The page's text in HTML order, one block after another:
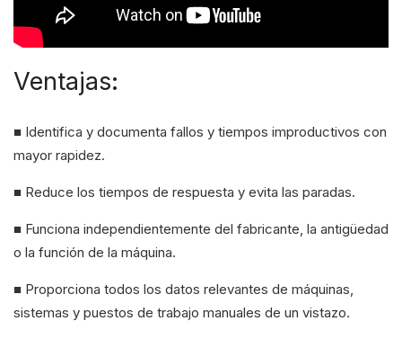
Ventajas:
■ Identifica y documenta fallos y tiempos improductivos con
mayor rapidez.
■ Reduce los tiempos de respuesta y evita las paradas.
■ Funciona independientemente del fabricante, la antigüedad
o la función de la máquina.
■ Proporciona todos los datos relevantes de máquinas,
sistemas y puestos de trabajo manuales de un vistazo.